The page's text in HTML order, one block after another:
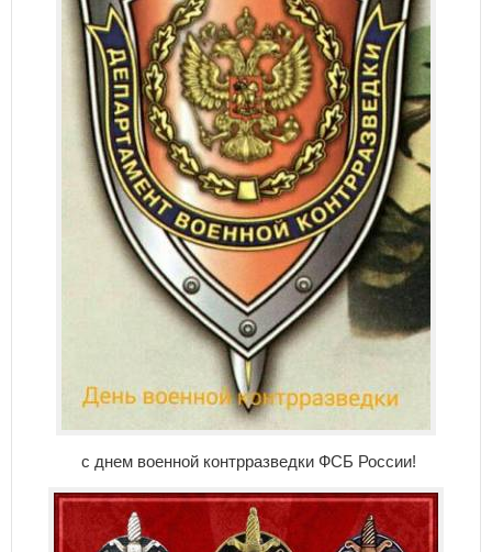
с днем военной контрразведки ФСБ России!